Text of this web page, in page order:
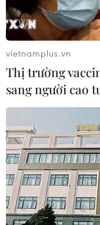
TIN CÙNG
Cộng hòa Dân
hơn 300 trẻ em tử
vietnamplus.vn
Thị trường
sang người cao